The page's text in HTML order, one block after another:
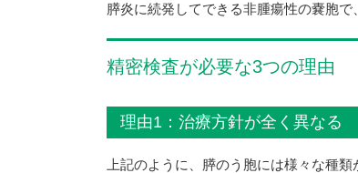
膵炎に続発してできる非腫瘍性の嚢胞で
精密検査が必要な3つの理由
理由1：治療方針が全く異なる
上記のように、膵のう胞には様々な種